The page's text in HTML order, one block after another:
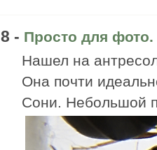
8 - Просто для фото.
Нашел на
Она почти
Сони. Небольшой